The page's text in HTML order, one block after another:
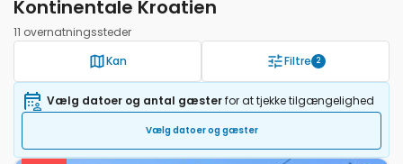
Kontinentale Kroatien
11 overnatningssteder
Kan
Filtre 2
Vælg datoer og antal gæsterfor at tjekke tilgængelighed
Vælg datoer og gæster